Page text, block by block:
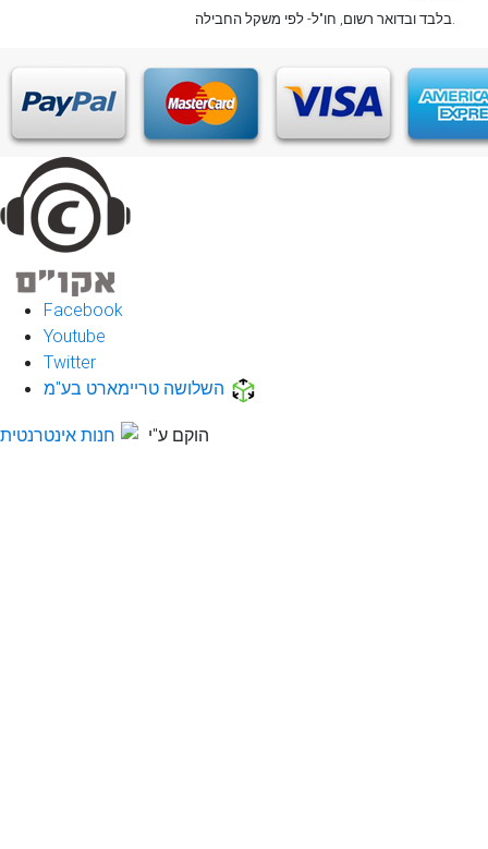
בלבדובדואר רשום , חו"ל- לפי משקל החבילה.
Facebook
Youtube
Twitter
השלושה טריימארט בע"מ
הוקם ע"י חנות אינטרנטית